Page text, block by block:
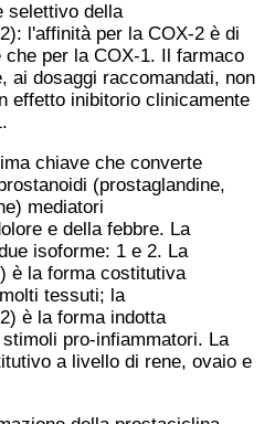
selettivo della
l'affinità per la COX-2 è di
per la COX-1. Il farmaco
ai dosaggi raccomandati, non
effetto inibitorio clinicamente
chiave che converte
(prostaglandine,
mediatori
e della febbre. La
isoforme: 1 e 2. La
è la forma costitutiva
tessuti; la
è la forma indotta
pro-infiammatori. La
a livello di rene, ovaio e